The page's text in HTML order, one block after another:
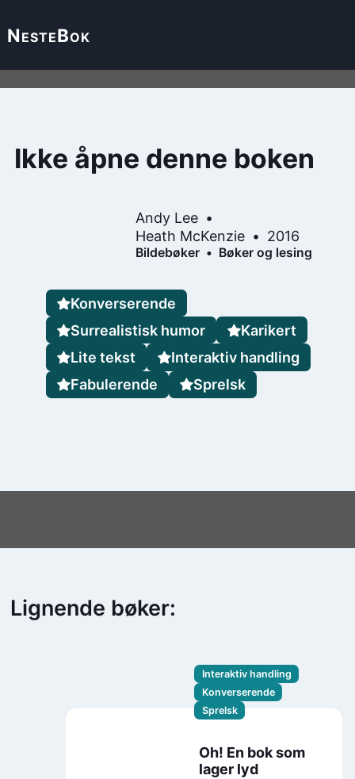
NesteBok
Ikke åpne denne boken
Andy Lee
Heath McKenzie
2016
Bildebøker Bøker og lesing
Konverserende
Surrealistisk humor
Karikert
Lite tekst
Interaktiv handling
Fabulerende
Sprelsk
Lignende bøker:
Interaktiv handling
Konverserende
Sprelsk
Oh! En bok som
lager lyd